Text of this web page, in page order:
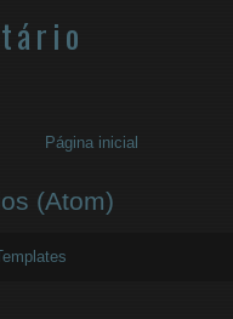
Página inicial
(Atom)